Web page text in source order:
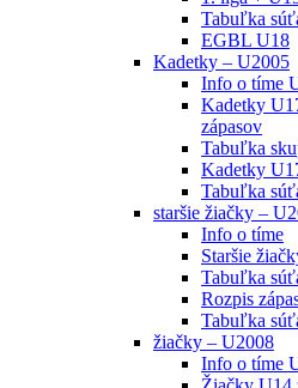
Tabuľka
EGBL U18
Kadetky – U2005
Info o tíme
Kadetky
zápasov
Tabuľka
Kadetky
Tabuľka
staršie žiačky –
Info o tíme
Staršie
Tabuľka
Rozpis
Tabuľka
žiačky – U2008
Info o tíme